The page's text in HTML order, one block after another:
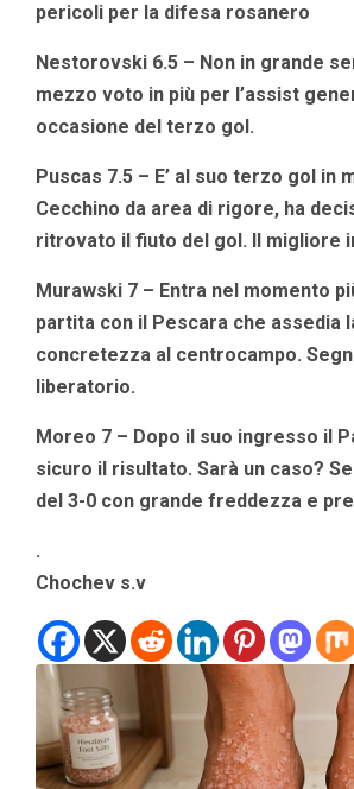
pericoli per la difesa rosanero
Nestorovski 6.5 – Non in grande
mezzo voto in più per l’assist
occasione del terzo gol.
Puscas 7.5 – E’ al suo terzo gol in
Cecchino da area di rigore, ha
ritrovato il fiuto del gol. Il migliore
Murawski 7 – Entra nel momento
partita con il Pescara che assedia
concretezza al centrocampo.
liberatorio.
Moreo 7 – Dopo il suo ingresso il
sicuro il risultato. Sarà un caso?
del 3-0 con grande freddezza e
.
Chochev s.v